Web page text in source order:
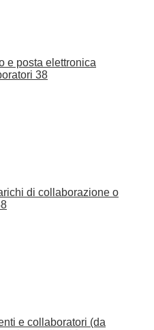
e posta elettronica
38
di collaborazione o
e collaboratori (da